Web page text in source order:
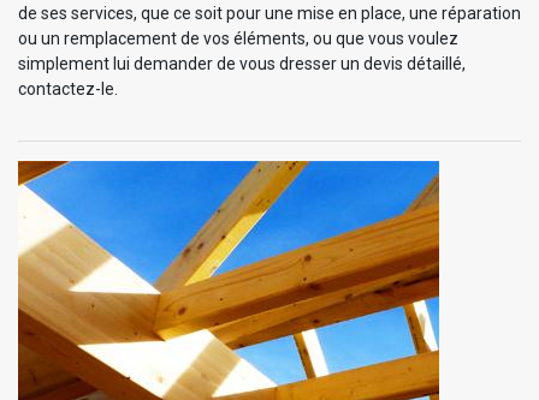
de ses services, que ce soit pour une mise en place, une réparation
ou un remplacement de vos éléments, ou que vous voulez
simplement lui demander de vous dresser un devis détaillé,
contactez-le.